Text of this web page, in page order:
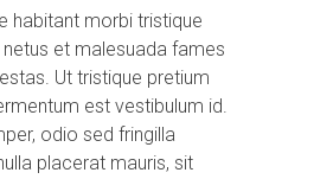
habitant morbi tristique
et malesuada fames
Ut tristique pretium
est vestibulum id.
odio sed fringilla
placerat mauris, sit